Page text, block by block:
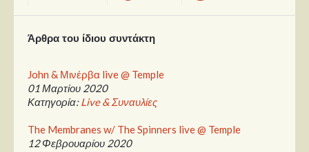
Άρθρα του ίδιου συντάκτη
John & Μινέρβα live @ Temple
01 Μαρτίου 2020
Κατηγορία:Live & Συναυλίες
The Membranes w/ The Spinners live @ Temple
12 Φεβρουαρίου 2020